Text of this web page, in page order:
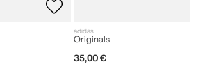
adidas
Originals
35,00 €